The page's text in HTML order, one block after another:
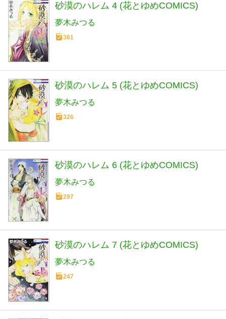
砂漠のハレム 4 (花とゆめCOMICS)
夢木みつる
361
砂漠のハレム 5 (花とゆめCOMICS)
夢木みつる
326
砂漠のハレム 6 (花とゆめCOMICS)
夢木みつる
297
砂漠のハレム 7 (花とゆめCOMICS)
夢木みつる
247